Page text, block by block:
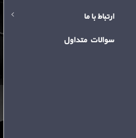
ارتباط با ما
سوالات متداول